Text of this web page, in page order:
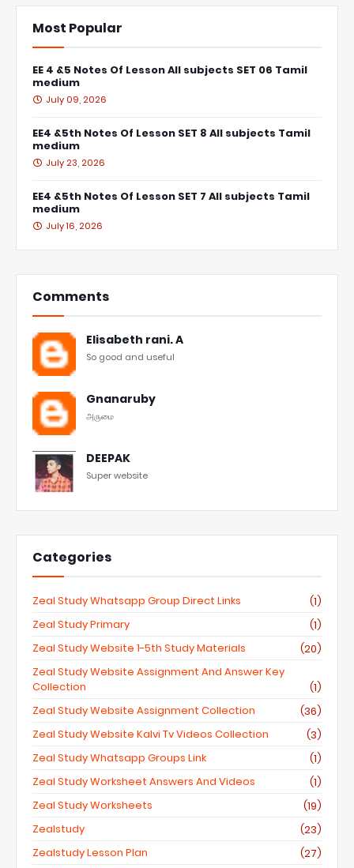
Most Popular
EE 4 &5 Notes Of Lesson All subjects SET 06 Tamil
medium
July 09, 2026
EE4 &5th Notes Of Lesson SET 8 All subjects Tamil
medium
July 23, 2026
EE4 &5th Notes Of Lesson SET 7 All subjects Tamil
medium
July 16, 2026
Comments
Elisabeth rani. A
So good and useful
Gnanaruby
அருமை
DEEPAK
Super website
Categories
Zeal Study Whatsapp Group Direct Links
(1)
Zeal Study Primary
(1)
Zeal Study Website 1-5th Study Materials
(20)
Zeal Study Website Assignment And Answer Key
Collection
(1)
Zeal Study Website Assignment Collection
(36)
Zeal Study Website Kalvi Tv Videos Collection
(3)
Zeal Study Whatsapp Groups Link
(1)
Zeal Study Worksheet Answers And Videos
(1)
Zeal Study Worksheets
(19)
Zealstudy
(23)
Zealstudy Lesson Plan
(27)